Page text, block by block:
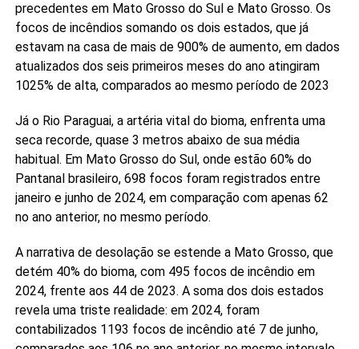
precedentes em Mato Grosso do Sul e Mato Grosso. Os
focos de incêndios somando os dois estados, que já
estavam na casa de mais de 900% de aumento, em dados
atualizados dos seis primeiros meses do ano atingiram
1025% de alta, comparados ao mesmo período de 2023
Já o Rio Paraguai, a artéria vital do bioma, enfrenta uma
seca recorde, quase 3 metros abaixo de sua média
habitual. Em Mato Grosso do Sul, onde estão 60% do
Pantanal brasileiro, 698 focos foram registrados entre
janeiro e junho de 2024, em comparação com apenas 62
no ano anterior, no mesmo período.
A narrativa de desolação se estende a Mato Grosso, que
detém 40% do bioma, com 495 focos de incêndio em
2024, frente aos 44 de 2023. A soma dos dois estados
revela uma triste realidade: em 2024, foram
contabilizados 1193 focos de incêndio até 7 de junho,